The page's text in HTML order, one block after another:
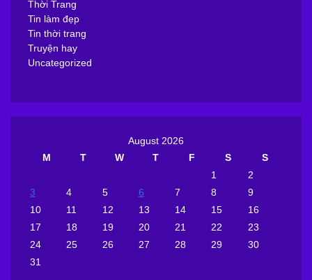
Thời Trang
Tin làm đẹp
Tin thời trang
Truyện hay
Uncategorized
August 2026
M
T W T F S
S
1
2
3
4 5 6 7 8
9
10
11 12 13 14 15
16
17
18 19 20 21 22
23
24
25 26 27 28 29
30
31